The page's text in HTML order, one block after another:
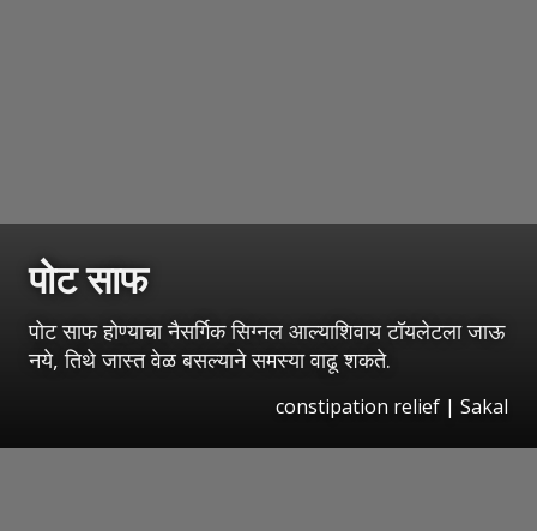
पोट साफ
पोट साफ होण्याचा नैसर्गिक सिग्नल आल्याशिवाय टॉयलेटला जाऊ
नये, तिथे जास्त वेळ बसल्याने समस्या वाढू शकते.
constipation relief | Sakal